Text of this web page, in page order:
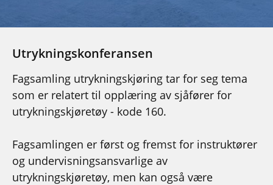
Utrykningskonferansen
Fagsamling utrykningskjøring tar for seg tema
som er relatert til opplæring av sjåfører for
utrykningskjøretøy - kode 160.
Fagsamlingen er først og fremst for instruktører
og undervisningsansvarlige av
utrykningskjøretøy, men kan også være